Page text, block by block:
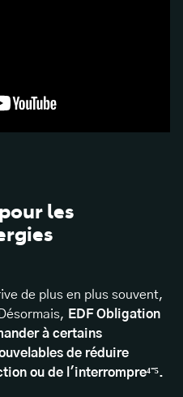
les
de plus en plus souvent,
EDF Obligation
à certains
de réduire
ou de l'interrompre⁴⁻⁵.